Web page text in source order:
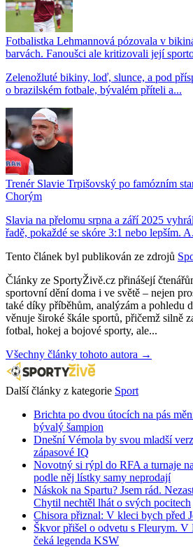
Fotbalistka Lehmannová pózovala v
barvách. Fanoušci ale kritizovali její
Zelenožluté bikiny, loď, slunce, a pod
o brazilském fotbale, bývalém příteli a...
Trenér Slavie Trpišovský po famózním
Chorým
Slavia na přelomu srpna a září 2025
řadě, pokaždé se skóre 3:1 nebo lepším.
Tento článek byl publikován ze zdrojů
Články ze SportyŽivě.cz přinášejí
sportovní dění doma i ve světě – nejen
také díky příběhům, analýzám a pohledu
věnuje široké škále sportů, přičemž silně
fotbal, hokej a bojové sporty, ale...
Všechny články tohoto autora →
Další články z kategorie Sport
Brichta po dvou útocích na pás
bývalý šampion
Dnešní Vémola by svou mladší
zápasové IQ
Novotný si rýpl do RFA a turnaje
podle něj lístky samy neprodají
Náskok na Spartu? Jsem rád.
Chytil nechtěl lhát o svých pocitech
Chisora přiznal: V kleci bych před
Škvor přišel o odvetu s Fleurym.
čeká legenda KSW